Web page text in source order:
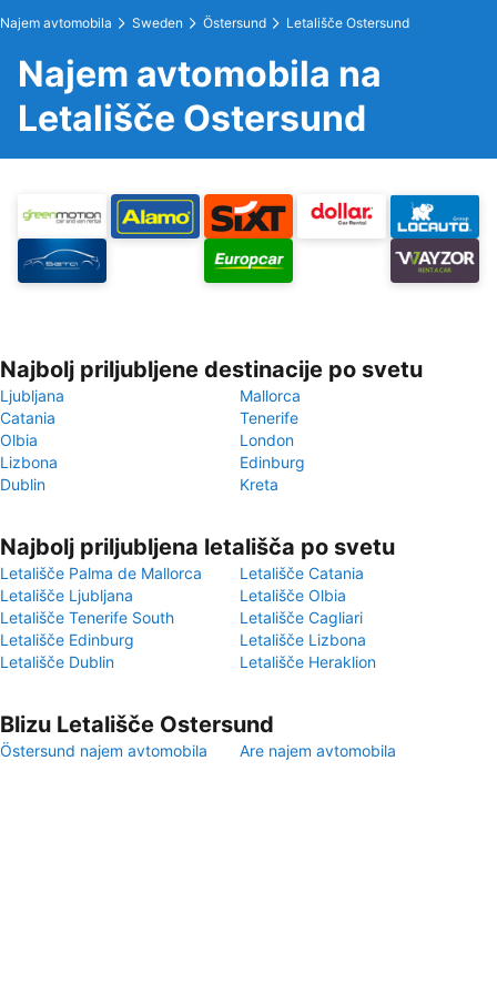
Najem avtomobila Sweden Östersund Letališče Ostersund
Najem avtomobila na
Letališče Ostersund
Najbolj priljubljene destinacije po svetu
Ljubljana
Mallorca
Catania
Tenerife
Olbia
London
Lizbona
Edinburg
Dublin
Kreta
Najbolj priljubljena letališča po svetu
Letališče Palma de Mallorca
Letališče Catania
Letališče Ljubljana
Letališče Olbia
Letališče Tenerife South
Letališče Cagliari
Letališče Edinburg
Letališče Lizbona
Letališče Dublin
Letališče Heraklion
Blizu Letališče Ostersund
Östersund najem avtomobila Are najem avtomobila